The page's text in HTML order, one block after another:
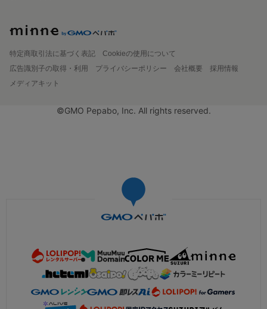
特定商取引法に基づく表記
Cookieの使用について
広告識別子の取得・利用
プライバシーポリシー 会社概要
採用情報
メディアキット
©GMO Pepabo, Inc. All rights reserved.